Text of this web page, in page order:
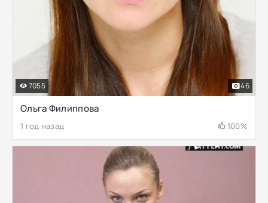
Ольга Филиппова
1 год назад 100%
7055 46